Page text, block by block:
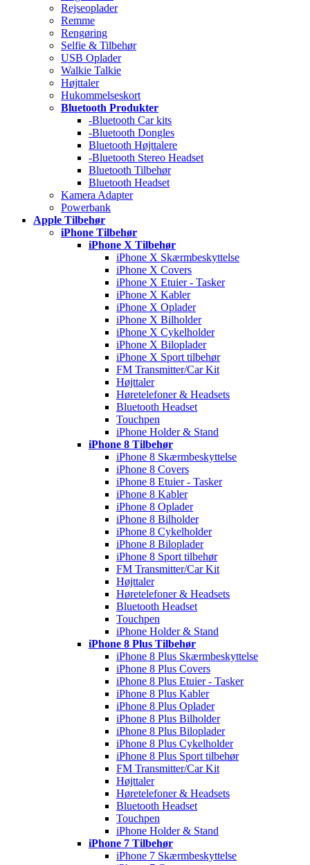
Rejseoplader
Remme
Rengøring
Selfie & Tilbehør
USB Oplader
Walkie Talkie
Højttaler
Hukommelseskort
Bluetooth Produkter
-Bluetooth Car kits
-Bluetooth Dongles
Bluetooth Højttalere
-Bluetooth Stereo Headset
Bluetooth Tilbehør
Bluetooth Headset
Kamera Adapter
Powerbank
Apple Tilbehør
iPhone Tilbehør
iPhone X Tilbehør
iPhone X Skærmbeskyttelse
iPhone X Covers
iPhone X Etuier - Tasker
iPhone X Kabler
iPhone X Oplader
iPhone X Bilholder
iPhone X Cykelholder
iPhone X Biloplader
iPhone X Sport tilbehør
FM Transmitter/Car Kit
Højttaler
Høretelefoner & Headsets
Bluetooth Headset
Touchpen
iPhone Holder & Stand
iPhone 8 Tilbehør
iPhone 8 Skærmbeskyttelse
iPhone 8 Covers
iPhone 8 Etuier - Tasker
iPhone 8 Kabler
iPhone 8 Oplader
iPhone 8 Bilholder
iPhone 8 Cykelholder
iPhone 8 Biloplader
iPhone 8 Sport tilbehør
FM Transmitter/Car Kit
Højttaler
Høretelefoner & Headsets
Bluetooth Headset
Touchpen
iPhone Holder & Stand
iPhone 8 Plus Tilbehør
iPhone 8 Plus Skærmbeskyttelse
iPhone 8 Plus Covers
iPhone 8 Plus Etuier - Tasker
iPhone 8 Plus Kabler
iPhone 8 Plus Oplader
iPhone 8 Plus Bilholder
iPhone 8 Plus Biloplader
iPhone 8 Plus Cykelholder
iPhone 8 Plus Sport tilbehør
FM Transmitter/Car Kit
Højttaler
Høretelefoner & Headsets
Bluetooth Headset
Touchpen
iPhone Holder & Stand
iPhone 7 Tilbehør
iPhone 7 Skærmbeskyttelse